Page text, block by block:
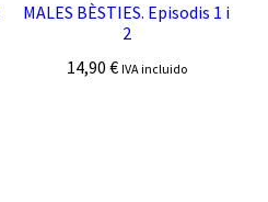
MALES BÈSTIES. Episodis 1 i
2
14,90 € IVA incluido